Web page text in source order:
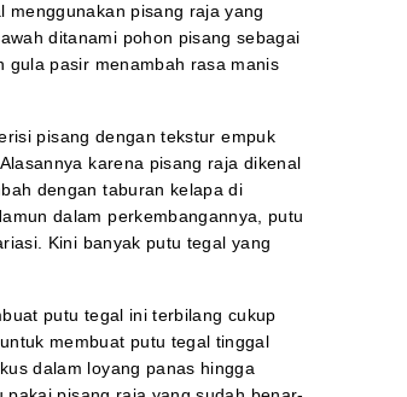
menggunakan pisang raja yang
ditanami pohon pisang sebagai
gula pasir menambah rasa manis
pisang dengan tekstur empuk
karena pisang raja dikenal
dengan taburan kelapa di
dalam perkembangannya, putu
Kini banyak putu tegal yang
putu tegal ini terbilang cukup
untuk membuat putu tegal tinggal
dalam loyang panas hingga